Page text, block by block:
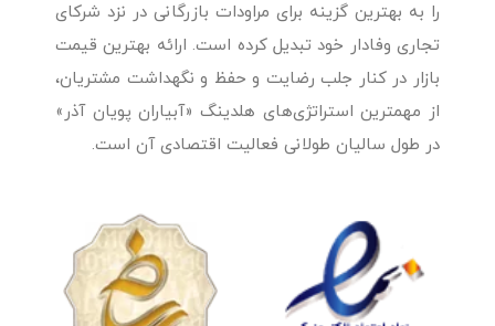
را به بهترین گزینه برای مراودات بازرگانی در نزد شرکای
تجاری وفادار خود تبدیل کرده است. ارائه بهترین قیمت
بازار در کنار جلب رضایت و حفظ و نگهداشت مشتریان،
از مهمترین استراتژی‌های هلدینگ «آبیاران پویان آذر»
در طول سالیان طولانی فعالیت اقتصادی آن است.